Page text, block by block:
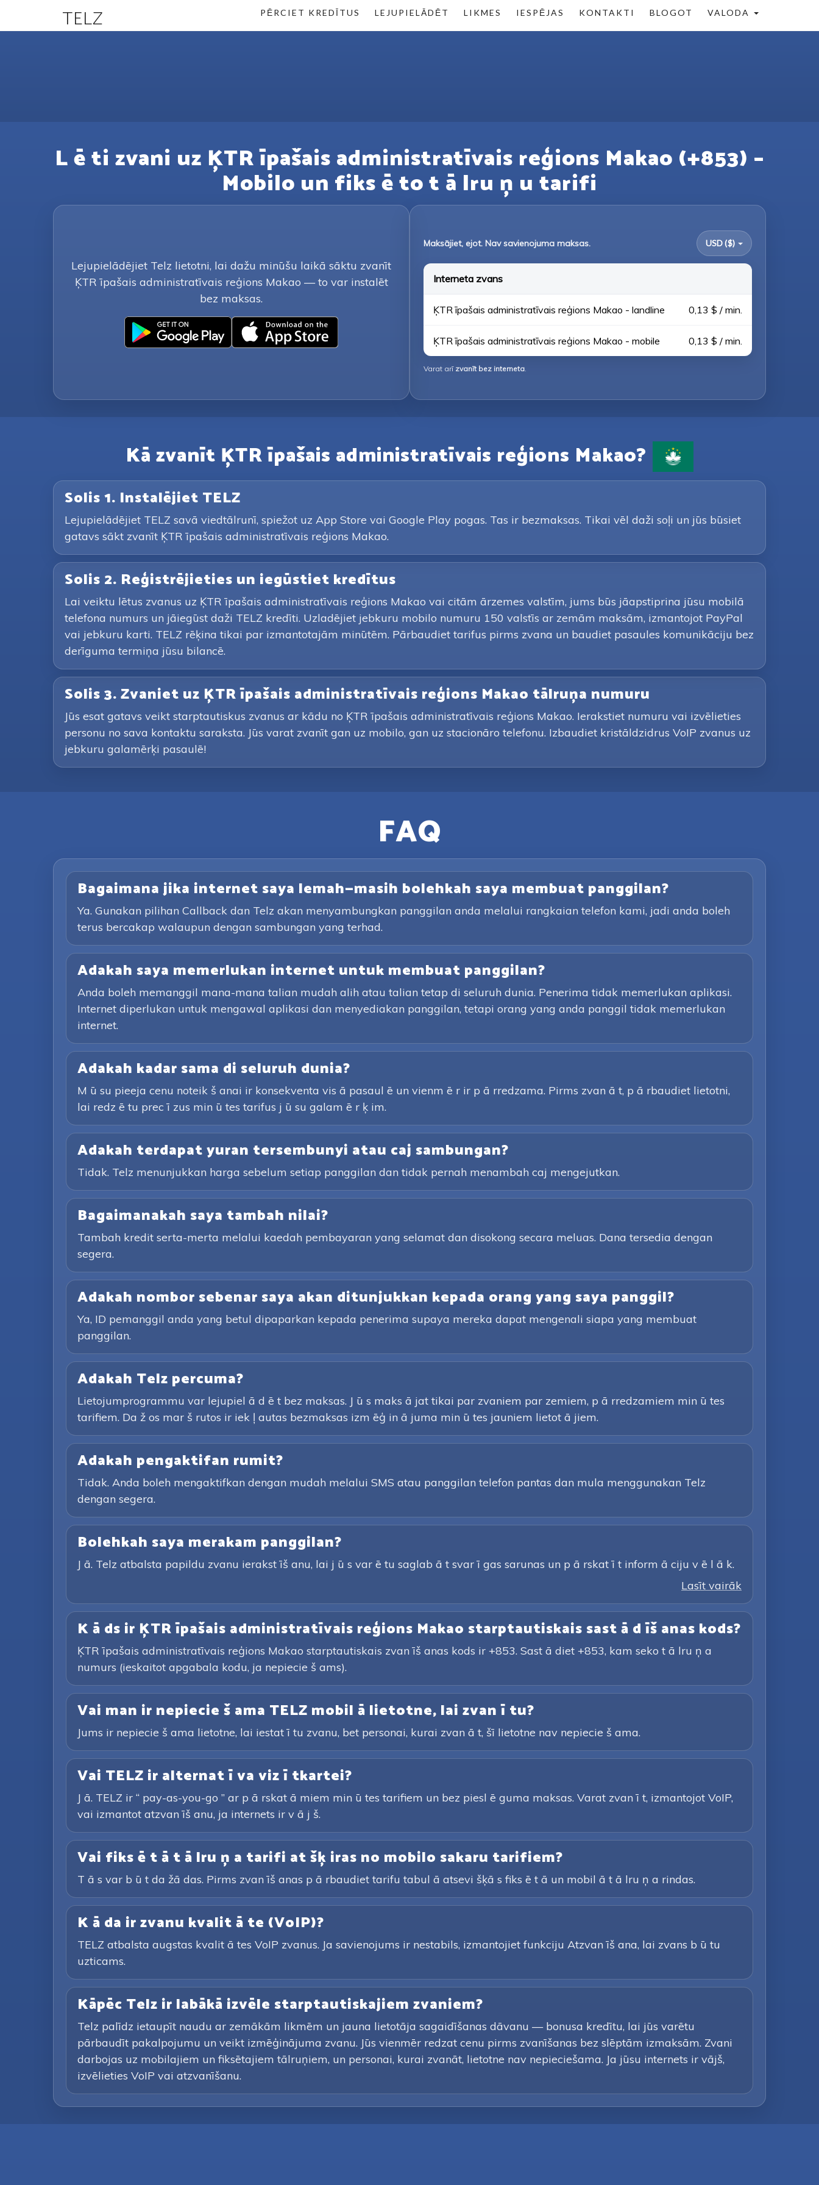
TELZ PĒRCIET KREDĪTUS LEJUPIELĀDĒT LIKMES IESPĒJAS KONTAKTI BLOGOT VALODA
L ē ti zvani uz ĶTR īpašais administratīvais reģions Makao (+853) –
Mobilo un fiks ē to t ā lru ņ u tarifi
Lejupielādējiet Telz lietotni, lai dažu minūšu laikā sāktu zvanīt
ĶTR īpašais administratīvais reģions Makao — to var instalēt
bez maksas.
Maksājiet, ejot. Nav savienojuma maksas. USD ($)
Interneta zvans
ĶTR īpašais administratīvais reģions Makao - landline 0,13 $ / min.
ĶTR īpašais administratīvais reģions Makao - mobile 0,13 $ / min.
Varat arī zvanīt bez interneta.
Kā zvanīt ĶTR īpašais administratīvais reģions Makao?
Solis 1. Instalējiet TELZ
Lejupielādējiet TELZ savā viedtālrunī, spiežot uz App Store vai Google Play pogas. Tas ir bezmaksas. Tikai vēl daži soļi un jūs būsiet
gatavs sākt zvanīt ĶTR īpašais administratīvais reģions Makao.
Solis 2. Reģistrējieties un iegūstiet kredītus
Lai veiktu lētus zvanus uz ĶTR īpašais administratīvais reģions Makao vai citām ārzemes valstīm, jums būs jāapstiprina jūsu mobilā
telefona numurs un jāiegūst daži TELZ kredīti. Uzladējiet jebkuru mobilo numuru 150 valstīs ar zemām maksām, izmantojot PayPal
vai jebkuru karti. TELZ rēķina tikai par izmantotajām minūtēm. Pārbaudiet tarifus pirms zvana un baudiet pasaules komunikāciju bez
derīguma termiņa jūsu bilancē.
Solis 3. Zvaniet uz ĶTR īpašais administratīvais reģions Makao tālruņa numuru
Jūs esat gatavs veikt starptautiskus zvanus ar kādu no ĶTR īpašais administratīvais reģions Makao. Ierakstiet numuru vai izvēlieties
personu no sava kontaktu saraksta. Jūs varat zvanīt gan uz mobilo, gan uz stacionāro telefonu. Izbaudiet kristāldzidrus VoIP zvanus uz
jebkuru galamērķi pasaulē!
FAQ
Bagaimana jika internet saya lemah—masih bolehkah saya membuat panggilan?
Ya. Gunakan pilihan Callback dan Telz akan menyambungkan panggilan anda melalui rangkaian telefon kami, jadi anda boleh
terus bercakap walaupun dengan sambungan yang terhad.
Adakah saya memerlukan internet untuk membuat panggilan?
Anda boleh memanggil mana-mana talian mudah alih atau talian tetap di seluruh dunia. Penerima tidak memerlukan aplikasi.
Internet diperlukan untuk mengawal aplikasi dan menyediakan panggilan, tetapi orang yang anda panggil tidak memerlukan
internet.
Adakah kadar sama di seluruh dunia?
M ū su pieeja cenu noteik š anai ir konsekventa vis ā pasaul ē un vienm ē r ir p ā rredzama. Pirms zvan ā t, p ā rbaudiet lietotni,
lai redz ē tu prec ī zus min ū tes tarifus j ū su galam ē r ķ im.
Adakah terdapat yuran tersembunyi atau caj sambungan?
Tidak. Telz menunjukkan harga sebelum setiap panggilan dan tidak pernah menambah caj mengejutkan.
Bagaimanakah saya tambah nilai?
Tambah kredit serta-merta melalui kaedah pembayaran yang selamat dan disokong secara meluas. Dana tersedia dengan
segera.
Adakah nombor sebenar saya akan ditunjukkan kepada orang yang saya panggil?
Ya, ID pemanggil anda yang betul dipaparkan kepada penerima supaya mereka dapat mengenali siapa yang membuat
panggilan.
Adakah Telz percuma?
Lietojumprogrammu var lejupiel ā d ē t bez maksas. J ū s maks ā jat tikai par zvaniem par zemiem, p ā rredzamiem min ū tes
tarifiem. Da ž os mar š rutos ir iek ļ autas bezmaksas izm ēģ in ā juma min ū tes jauniem lietot ā jiem.
Adakah pengaktifan rumit?
Tidak. Anda boleh mengaktifkan dengan mudah melalui SMS atau panggilan telefon pantas dan mula menggunakan Telz
dengan segera.
Bolehkah saya merakam panggilan?
J ā. Telz atbalsta papildu zvanu ierakst īš anu, lai j ū s var ē tu saglab ā t svar ī gas sarunas un p ā rskat ī t inform ā ciju v ē l ā k.
Lasīt vairāk
K ā ds ir ĶTR īpašais administratīvais reģions Makao starptautiskais sast ā d īš anas kods?
ĶTR īpašais administratīvais reģions Makao starptautiskais zvan īš anas kods ir +853. Sast ā diet +853, kam seko t ā lru ņ a
numurs (ieskaitot apgabala kodu, ja nepiecie š ams).
Vai man ir nepiecie š ama TELZ mobil ā lietotne, lai zvan ī tu?
Jums ir nepiecie š ama lietotne, lai iestat ī tu zvanu, bet personai, kurai zvan ā t, šī lietotne nav nepiecie š ama.
Vai TELZ ir alternat ī va viz ī tkartei?
J ā. TELZ ir “ pay-as-you-go ” ar p ā rskat ā miem min ū tes tarifiem un bez piesl ē guma maksas. Varat zvan ī t, izmantojot VoIP,
vai izmantot atzvan īš anu, ja internets ir v ā j š.
Vai fiks ē t ā t ā lru ņ a tarifi at šķ iras no mobilo sakaru tarifiem?
T ā s var b ū t da žā das. Pirms zvan īš anas p ā rbaudiet tarifu tabul ā atsevi šķā s fiks ē t ā un mobil ā t ā lru ņ a rindas.
K ā da ir zvanu kvalit ā te (VoIP)?
TELZ atbalsta augstas kvalit ā tes VoIP zvanus. Ja savienojums ir nestabils, izmantojiet funkciju Atzvan īš ana, lai zvans b ū tu
uzticams.
Kāpēc Telz ir labākā izvēle starptautiskajiem zvaniem?
Telz palīdz ietaupīt naudu ar zemākām likmēm un jauna lietotāja sagaidīšanas dāvanu — bonusa kredītu, lai jūs varētu
pārbaudīt pakalpojumu un veikt izmēģinājuma zvanu. Jūs vienmēr redzat cenu pirms zvanīšanas bez slēptām izmaksām. Zvani
darbojas uz mobilajiem un fiksētajiem tālruņiem, un personai, kurai zvanāt, lietotne nav nepieciešama. Ja jūsu internets ir vājš,
izvēlieties VoIP vai atzvanīšanu.